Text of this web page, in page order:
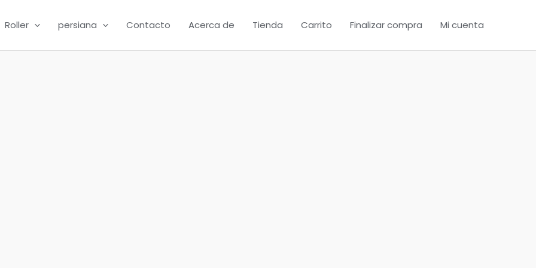
Roller persiana Contacto Acerca de Tienda Carrito Finalizar compra Mi cuenta